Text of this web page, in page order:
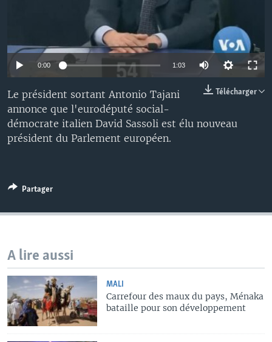
0:00 1:03
Télécharger
Le président sortant Antonio Tajani
annonce que l'eurodéputé social-
démocrate italien David Sassoli est élu nouveau
président du Parlement européen.
Partager
A lire aussi
MALI
Carrefour des maux du pays, Ménaka
bataille pour son développement